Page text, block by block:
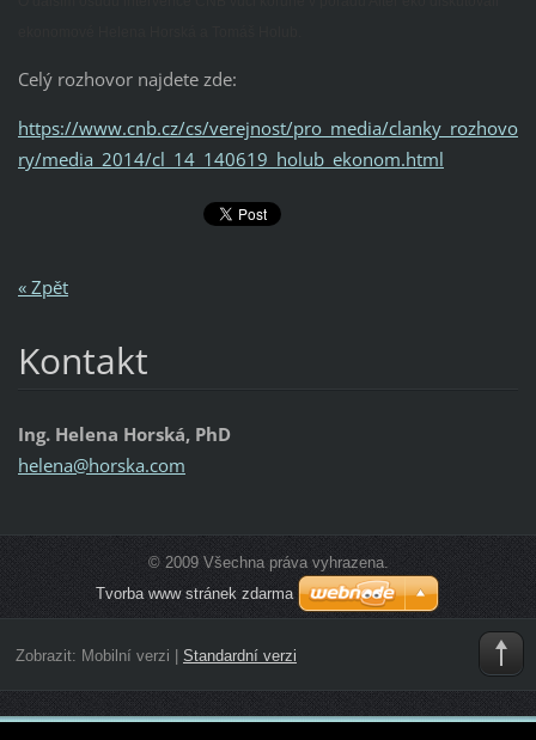
Celý rozhovor najdete zde:
https://www.cnb.cz/cs/verejnost/pro_media/clanky_rozhovo
ry/media_2014/cl_14_140619_holub_ekonom.html
« Zpět
Kontakt
Ing. Helena Horská, PhD
helena@horska.com
© 2009 Všechna práva vyhrazena.
Tvorba www stránek zdarma
Zobrazit: Mobilní verzi Standardní verzi